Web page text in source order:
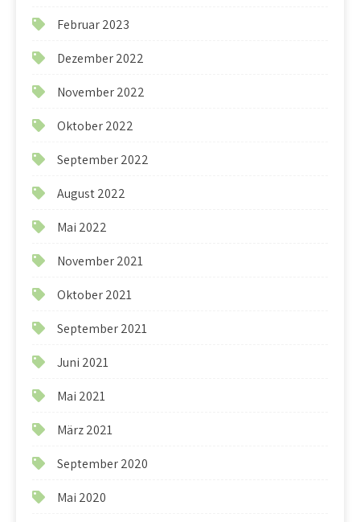
Februar 2023
Dezember 2022
November 2022
Oktober 2022
September 2022
August 2022
Mai 2022
November 2021
Oktober 2021
September 2021
Juni 2021
Mai 2021
März 2021
September 2020
Mai 2020